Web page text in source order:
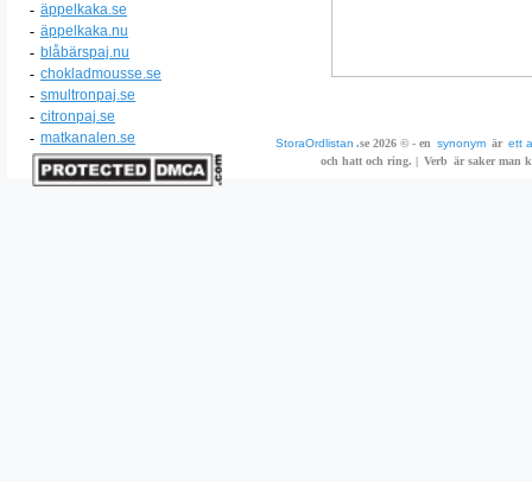
- äppelkaka.se
- äppelkaka.nu
- blåbärspaj.nu
- chokladmousse.se
- smultronpaj.se
- citronpaj.se
- matkanalen.se StoraOrdlistan .se 2026 © - en synonym är ett
och hatt och ring. | Verb är saker man